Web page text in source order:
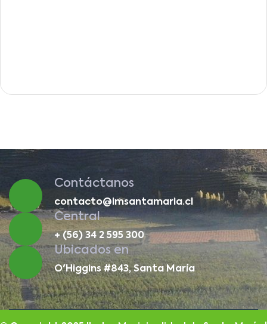
Contáctanos
contacto@imsantamaria.cl
Central
+ (56) 34 2 595 300
Ubicados en
O'Higgins #843, Santa María